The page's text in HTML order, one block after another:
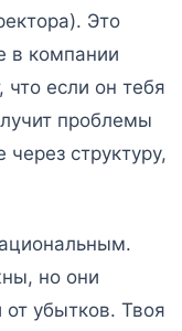
Это
в компании
что если он тебя
проблемы
через структуру,
но они
убытков. Твоя